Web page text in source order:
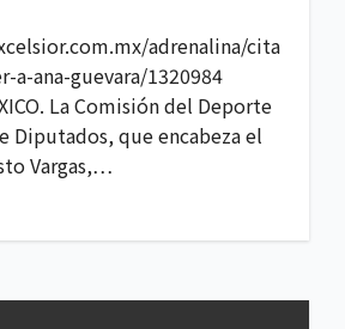
adrenalina/cita
a-ana-guevara/1320984
La Comisión del Deporte
Diputados, que encabeza el
Vargas,…